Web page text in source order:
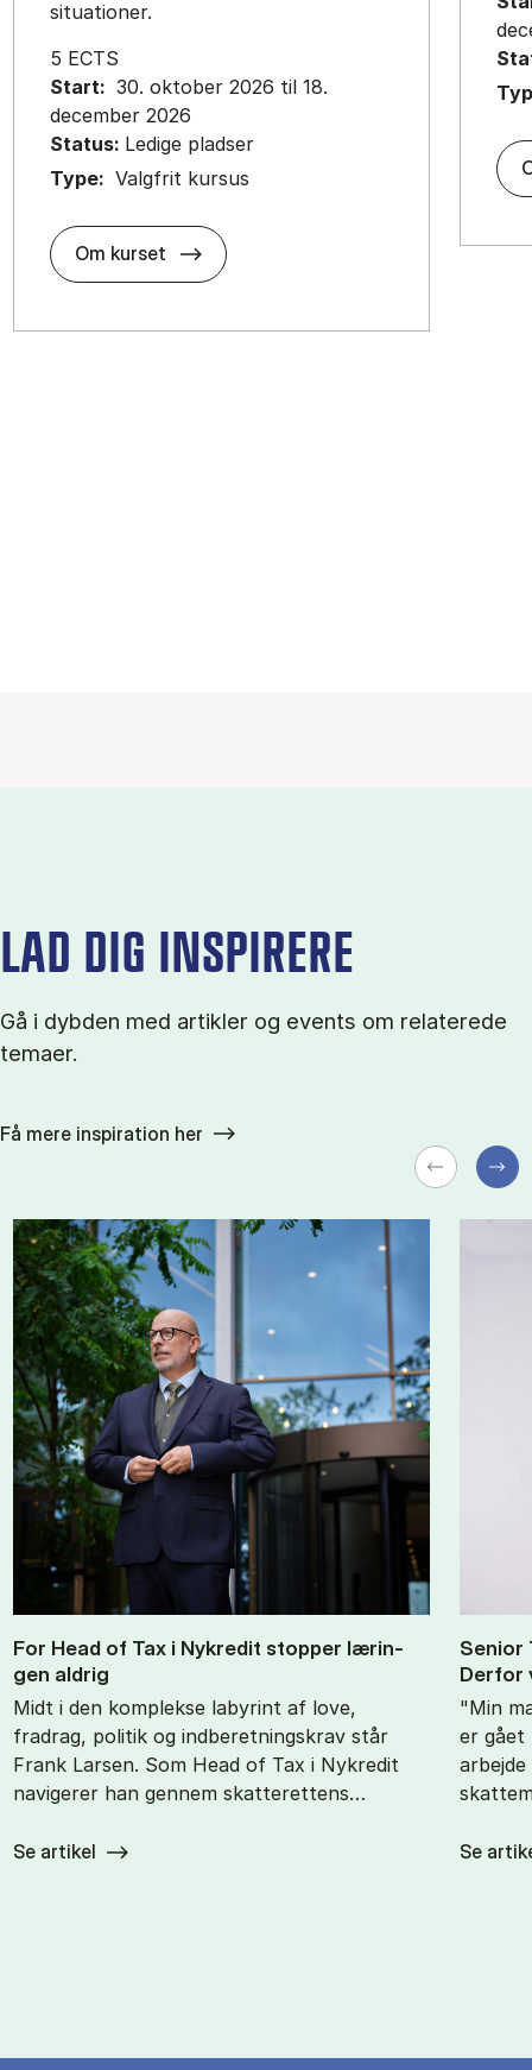
situationer.
5 ECTS
Start: 30. oktober 2026 til 18.
december 2026
Status: Ledige pladser
Type: Valgfrit kursus
Om kurset about
LAD DIG INSPIRERE
Gå i dybden med artikler og events om relaterede
temaer.
Få mere inspiration her
For Head of Tax i Nykre­dit stop­per læ­rin­
gen al­drig
Midt i den komplekse labyrint af love,
fradrag, politik og indberetningskrav står
Frank Larsen. Som Head of Tax i Nykredit
navigerer han gennem skatterettens…
Se artikel
Se­ni­or
Der­for
"Min
er gået
Se